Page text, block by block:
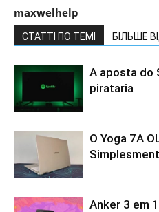
maxwelhelp
СТАТТІ ПО ТЕМІ БІЛЬШЕ
A aposta do
pirataria
O Yoga 7A
Anker 3 em